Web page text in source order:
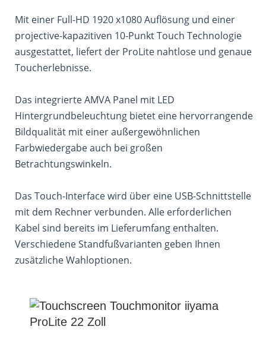
Mit einer Full-HD 1920 x1080 Auflösung und einer
projective-kapazitiven 10-Punkt Touch Technologie
ausgestattet, liefert der ProLite nahtlose und genaue
Toucherlebnisse.
Das integrierte AMVA Panel mit LED
Hintergrundbeleuchtung bietet eine hervorrangende
Bildqualität mit einer außergewöhnlichen
Farbwiedergabe auch bei großen
Betrachtungswinkeln.
Das Touch-Interface wird über eine USB-Schnittstelle
mit dem Rechner verbunden. Alle erforderlichen
Kabel sind bereits im Lieferumfang enthalten.
Verschiedene Standfußvarianten geben Ihnen
zusätzliche Wahloptionen.